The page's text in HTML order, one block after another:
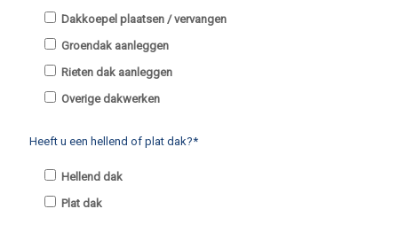
Dakkoepel plaatsen / vervangen
Groendak aanleggen
Rieten dak aanleggen
Overige dakwerken
Heeft u een hellend of plat dak?*
Hellend dak
Plat dak